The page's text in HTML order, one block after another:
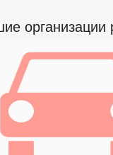
организации